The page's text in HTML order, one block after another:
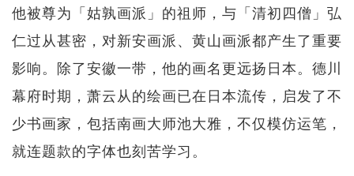
他被尊为「姑孰画派」的祖师，与「清初四僧」弘
仁过从甚密，对新安画派、黄山画派都产生了重要
影响。除了安徽一带，他的画名更远扬日本。德川
幕府时期，萧云从的绘画已在日本流传，启发了不
少书画家，包括南画大师池大雅，不仅模仿运笔，
就连题款的字体也刻苦学习。